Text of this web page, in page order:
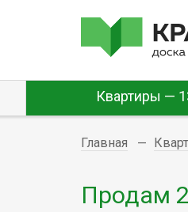
Квартиры —
Главная
Продам